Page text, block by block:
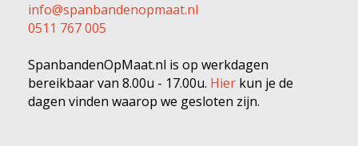
info@spanbandenopmaat.nl
0511 767 005
SpanbandenOpMaat.nl is op werkdagen
bereikbaar van 8.00u - 17.00u. Hier kun je de
dagen vinden waarop we gesloten zijn.